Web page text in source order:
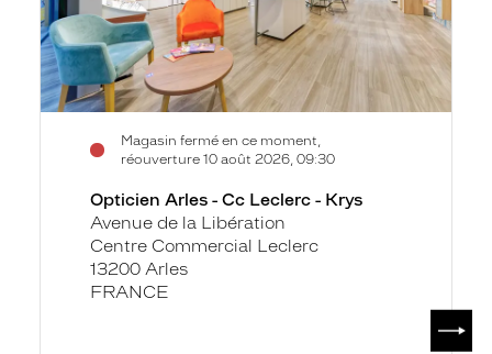
Krys
Magasin fermé en ce moment,
réouverture 10 août 2026, 09:30
Opticien Arles - Cc Leclerc - Krys
Avenue de la Libération
Centre Commercial Leclerc
13200 Arles
FRANCE